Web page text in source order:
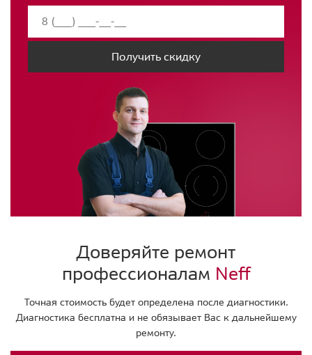
Получить скидку
Доверяйте ремонт
профессионалам Neff
Точная стоимость будет определена после диагностики.
Диагностика бесплатна и не обязывает Вас к дальнейшему
ремонту.